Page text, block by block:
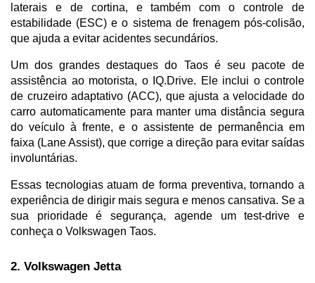
laterais e de cortina, e também com o controle de
estabilidade (ESC) e o sistema de frenagem pós-colisão,
que ajuda a evitar acidentes secundários.
Um dos grandes destaques do Taos é seu pacote de
assistência ao motorista, o IQ.Drive. Ele inclui o controle
de cruzeiro adaptativo (ACC), que ajusta a velocidade do
carro automaticamente para manter uma distância segura
do veículo à frente, e o assistente de permanência em
faixa (Lane Assist), que corrige a direção para evitar saídas
involuntárias.
Essas tecnologias atuam de forma preventiva, tornando a
experiência de dirigir mais segura e menos cansativa. Se a
sua prioridade é segurança, agende um test-drive e
conheça o Volkswagen Taos.
2. Volkswagen Jetta